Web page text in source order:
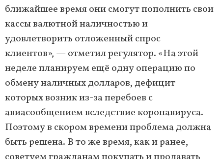
ближайшее время они смогут пополнить свои
кассы валютной наличностью и
удовлетворить отложенный спрос
клиентов», — отметил регулятор. «На этой
неделе планируем ещё одну операцию по
обмену наличных долларов, дефицит
которых возник из-за перебоев с
авиасообщением вследствие коронавируса.
Поэтому в скором времени проблема должна
быть решена. В то же время, как и ранее,